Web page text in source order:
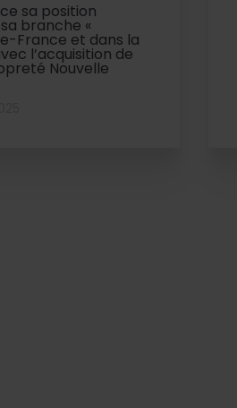
sa position
branche «
France et dans la
l’acquisition de
Nouvelle